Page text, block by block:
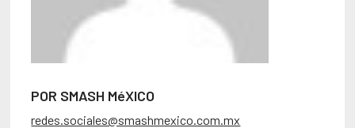
POR SMASH MéXICO
redes.sociales@smashmexico.com.mx